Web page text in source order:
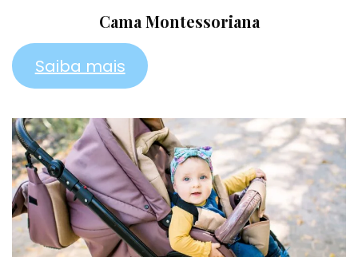
Cama Montessoriana
Saiba mais